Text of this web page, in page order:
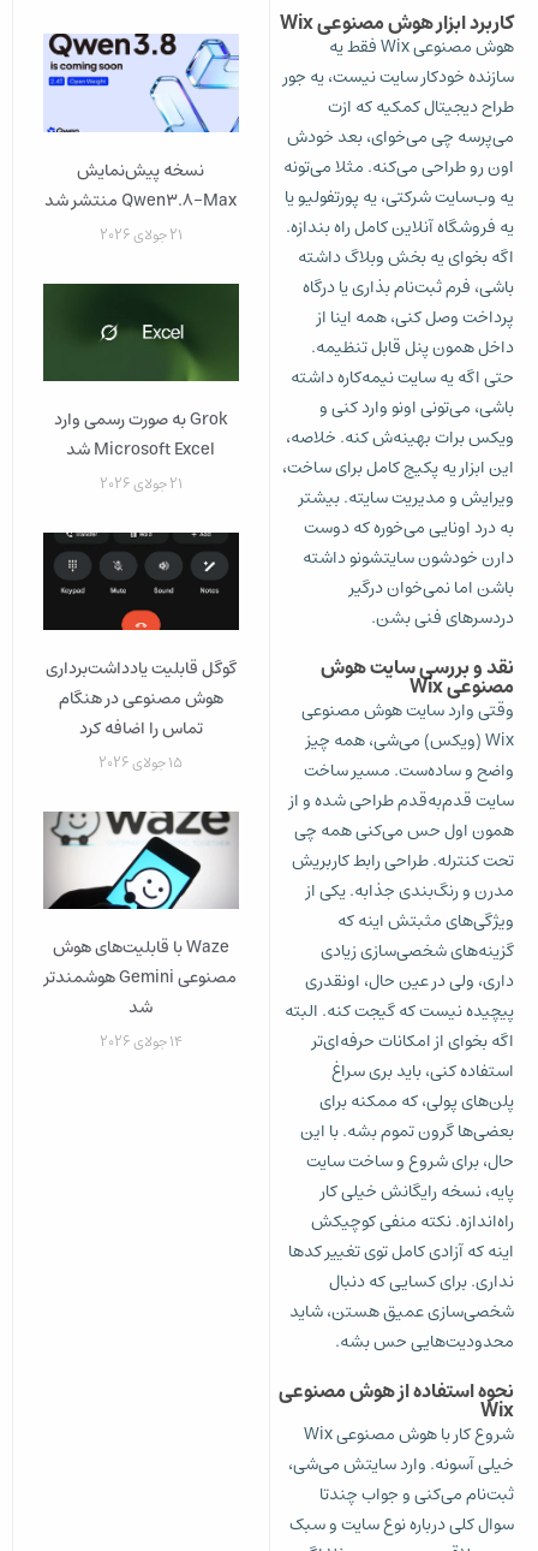
کاربرد ابزار هوش مصنوعی Wix
هوش مصنوعی Wix فقط یه
سازنده خودکار سایت نیست، یه جور
طراح دیجیتال کمکیه که ازت
می‌پرسه چی می‌خوای، بعد خودش
اون رو طراحی می‌کنه. مثلا می‌تونه
یه وب‌سایت شرکتی، یه پورتفولیو یا
یه فروشگاه آنلاین کامل راه بندازه.
اگه بخوای یه بخش وبلاگ داشته
باشی، فرم ثبت‌نام بذاری یا درگاه
پرداخت وصل کنی، همه اینا از
داخل همون پنل قابل تنظیمه.
حتی اگه یه سایت نیمه‌کاره داشته
باشی، می‌تونی اونو وارد کنی و
ویکس برات بهینه‌ش کنه. خلاصه،
این ابزار یه پکیج کامل برای ساخت،
ویرایش و مدیریت سایته. بیشتر
به درد اونایی می‌خوره که دوست
دارن خودشون سایتشونو داشته
باشن اما نمی‌خوان درگیر
دردسرهای فنی بشن.
نقد و بررسی سایت هوش
مصنوعی Wix
وقتی وارد سایت هوش مصنوعی
Wix (ویکس) می‌شی، همه چیز
واضح و ساده‌ست. مسیر ساخت
سایت قدم‌به‌قدم طراحی شده و از
همون اول حس می‌کنی همه چی
تحت کنترله. طراحی رابط کاربریش
مدرن و رنگ‌بندی جذابه. یکی از
ویژگی‌های مثبتش اینه که
گزینه‌های شخصی‌سازی زیادی
داری، ولی در عین حال، اونقدری
پیچیده نیست که گیجت کنه. البته
اگه بخوای از امکانات حرفه‌ای‌تر
استفاده کنی، باید بری سراغ
پلن‌های پولی، که ممکنه برای
بعضی‌ها گرون تموم بشه. با این
حال، برای شروع و ساخت سایت
پایه، نسخه رایگانش خیلی کار
راه‌اندازه. نکته منفی کوچیکش
اینه که آزادی کامل توی تغییر کدها
نداری. برای کسایی که دنبال
شخصی‌سازی عمیق هستن، شاید
محدودیت‌هایی حس بشه.
نحوه استفاده از هوش مصنوعی
Wix
شروع کار با هوش مصنوعی Wix
خیلی آسونه. وارد سایتش می‌شی،
ثبت‌نام می‌کنی و جواب چندتا
سوال کلی درباره نوع سایت و سبک
نسخه پیش‌نمایش
Qwen3.8-Max منتشر شد
21 جولای 2026
Grok به‌ صورت رسمی وارد
Microsoft Excel شد
21 جولای 2026
گوگل قابلیت یادداشت‌برداری
هوش مصنوعی در هنگام
تماس را اضافه کرد
15 جولای 2026
Waze با قابلیت‌های هوش
مصنوعی Gemini هوشمندتر
شد
14 جولای 2026